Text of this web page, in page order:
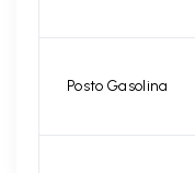
Posto Gasolina